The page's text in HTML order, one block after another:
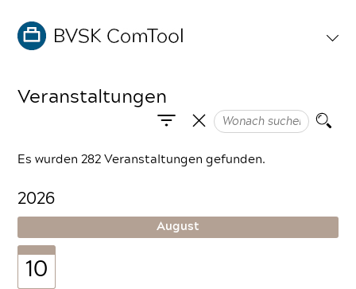
Veranstaltungen
Es wurden 282 Veranstaltungen gefunden.
2026
August
10